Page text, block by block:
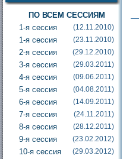
ПО ВСЕМ СЕССИЯМ
1-я сессия
(12.11.2010)
1-я сессия (23.11.2010)
2-я сессия (29.12.2010)
3-я сессия (29.03.2011)
4-я сессия (09.06.2011)
5-я сессия (04.08.2011)
6-я сессия (14.09.2011)
7-я сессия (24.11.2011)
8-я сессия (28.12.2011)
9-я сессия (23.02.2012)
10-я сессия (29.03.2012)